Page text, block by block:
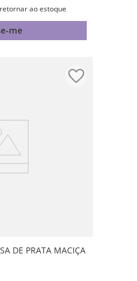
ao estoque
me
DE PRATA MACIÇA